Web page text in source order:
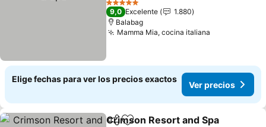
5 Estrellas
9,0 Excelente
1.880
Balabag
Mamma Mia, cocina italiana
Elige fechas para ver los precios exactos
Ver precios
Crimson Resort and Spa